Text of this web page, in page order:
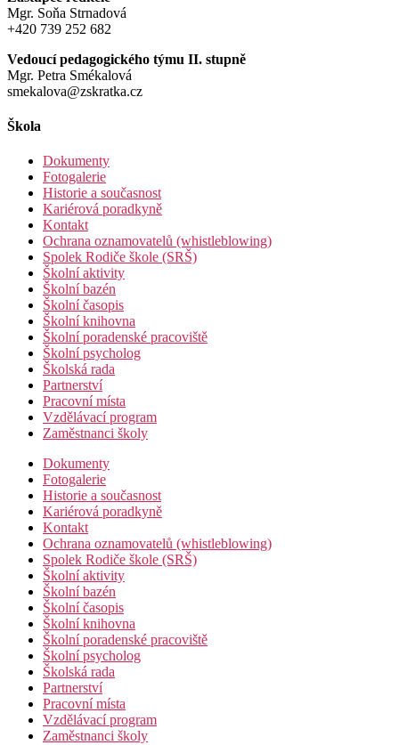
Mgr. Soňa Strnadová
+420 739 252 682
Vedoucí pedagogického týmu II. stupně
Mgr. Petra Smékalová
smekalova@zskratka.cz
Škola
Dokumenty
Fotogalerie
Historie a současnost
Kariérová poradkyně
Kontakt
Ochrana oznamovatelů (whistleblowing)
Spolek Rodiče škole (SRŠ)
Školní aktivity
Školní bazén
Školní časopis
Školní knihovna
Školní poradenské pracoviště
Školní psycholog
Školská rada
Partnerství
Pracovní místa
Vzdělávací program
Zaměstnanci školy
Dokumenty
Fotogalerie
Historie a současnost
Kariérová poradkyně
Kontakt
Ochrana oznamovatelů (whistleblowing)
Spolek Rodiče škole (SRŠ)
Školní aktivity
Školní bazén
Školní časopis
Školní knihovna
Školní poradenské pracoviště
Školní psycholog
Školská rada
Partnerství
Pracovní místa
Vzdělávací program
Zaměstnanci školy